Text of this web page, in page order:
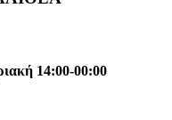
14:00-00:00